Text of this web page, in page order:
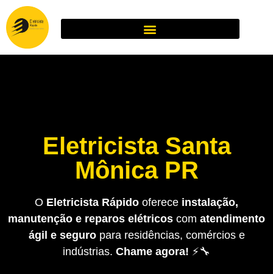
Eletricista Santa
Mônica PR
O Eletricista Rápido oferece instalação,
manutenção e reparos elétricos com atendimento
ágil e seguropara residências, comércios e
indústrias. Chame agora! ⚡🔧